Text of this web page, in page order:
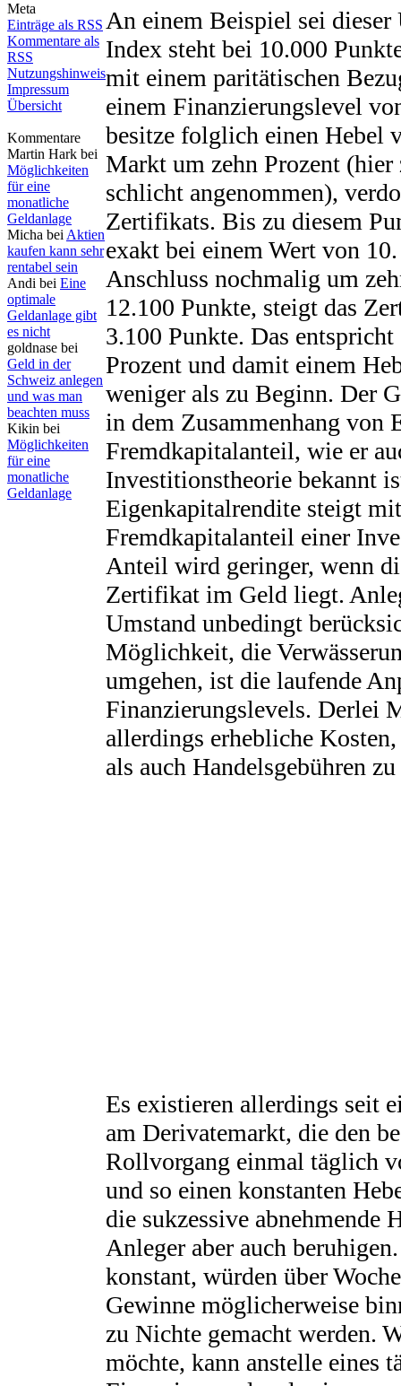
Meta
Einträge als RSS
Kommentare als
RSS
Nutzungshinweis
Impressum
Übersicht
Kommentare
Martin Hark bei
Möglichkeiten
für eine
monatliche
Geldanlage
Micha bei Aktien
kaufen kann sehr
rentabel sein
Andi bei Eine
optimale
Geldanlage gibt
es nicht
goldnase bei
Geld in der
Schweiz anlegen
und was man
beachten muss
Kikin bei
Möglichkeiten
für eine
monatliche
Geldanlage
An einem Beispiel sei
Index steht bei 10.000
mit einem paritätischen
einem Finanzierungslevel
besitze folglich einen Hebel
Markt um zehn Prozent (hier
schlicht angenommen),
Zertifikats. Bis zu diesem
exakt bei einem Wert von
Anschluss nochmalig um
12.100 Punkte, steigt das
3.100 Punkte. Das
Prozent und damit einem
weniger als zu Beginn. Der
in dem Zusammenhang von
Fremdkapitalanteil, wie er
Investitionstheorie bekannt
Eigenkapitalrendite steigt
Fremdkapitalanteil einer
Anteil wird geringer, wenn
Zertifikat im Geld liegt.
Umstand unbedingt
Möglichkeit, die
umgehen, ist die laufende
Finanzierungslevels. Derlei
allerdings erhebliche
als auch Handelsgebühren
Es existieren allerdings seit
am Derivatemarkt, die den
Rollvorgang einmal täglich
und so einen konstanten
die sukzessive abnehmende
Anleger aber auch
konstant, würden über
Gewinne möglicherweise
zu Nichte gemacht werden.
möchte, kann anstelle eines